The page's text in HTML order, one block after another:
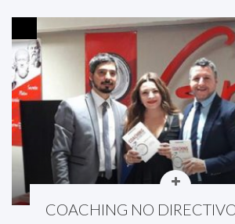
COACHING NO